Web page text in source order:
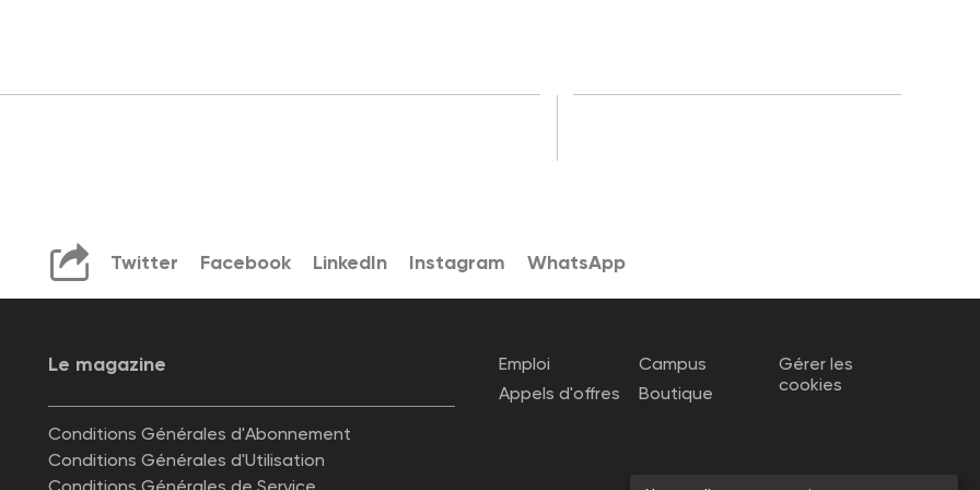
Twitter Facebook LinkedIn Instagram WhatsApp
Le magazine
Conditions Générales d'Abonnement
Conditions Générales d'Utilisation
Emploi
Appels d'offres
Campus
Boutique
Gérer les
cookies